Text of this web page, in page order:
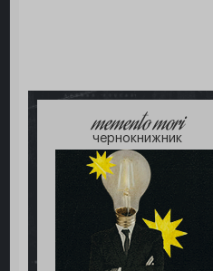
memento mori
чернокнижник